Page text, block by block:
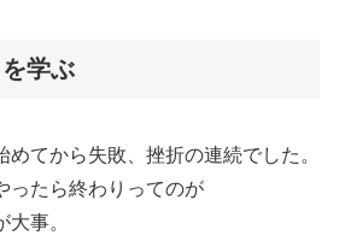
学ぶ
てから失敗、挫折の連続でした。
ったら終わりってのが
事。